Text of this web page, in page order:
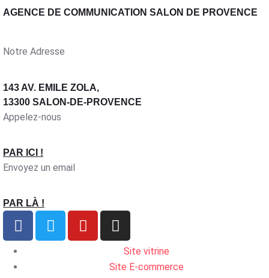
AGENCE DE COMMUNICATION SALON DE PROVENCE
Notre Adresse
143 AV. EMILE ZOLA,
13300 SALON-DE-PROVENCE
Appelez-nous
PAR ICI !
Envoyez un email
PAR LÀ !
Site vitrine
Site E-commerce